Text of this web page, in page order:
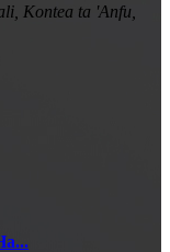
Kontea ta 'Anfu,